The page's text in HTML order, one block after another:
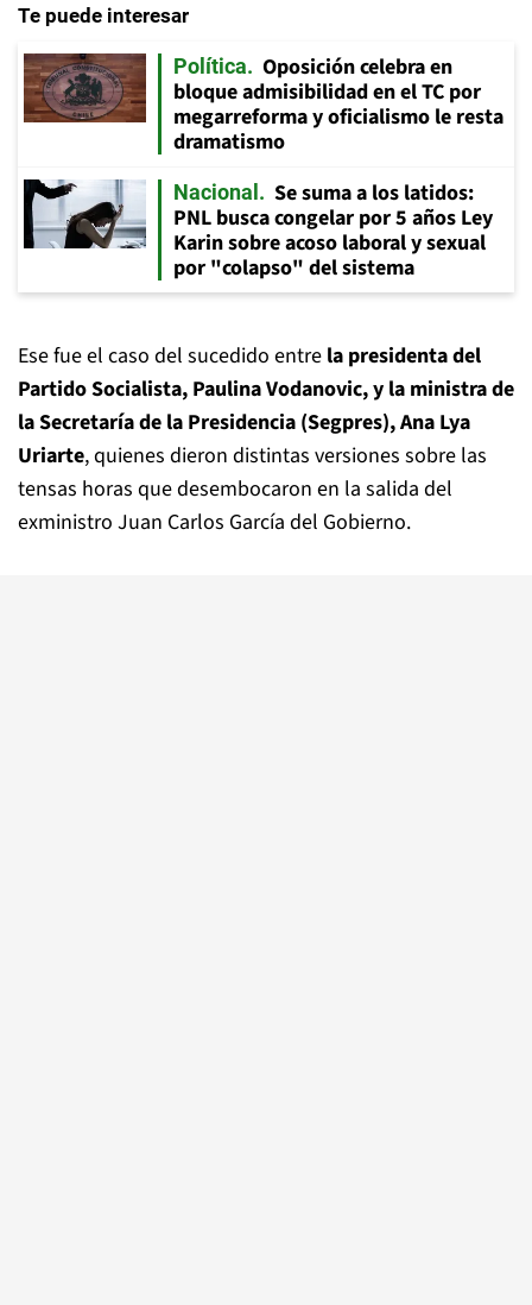
Te puede interesar
Política
Oposición celebra en
bloque admisibilidad en el TC por
megarreforma y oficialismo le resta
dramatismo
Nacional
Se suma a los latidos:
PNL busca congelar por 5 años Ley
Karin sobre acoso laboral y sexual
por "colapso" del sistema
Ese fue el caso del sucedido entre la presidenta del
Partido Socialista, Paulina Vodanovic, y la ministra de
la Secretaría de la Presidencia (Segpres), Ana Lya
Uriarte, quienes dieron distintas versiones sobre las
tensas horas que desembocaron en la salida del
exministro Juan Carlos García del Gobierno.